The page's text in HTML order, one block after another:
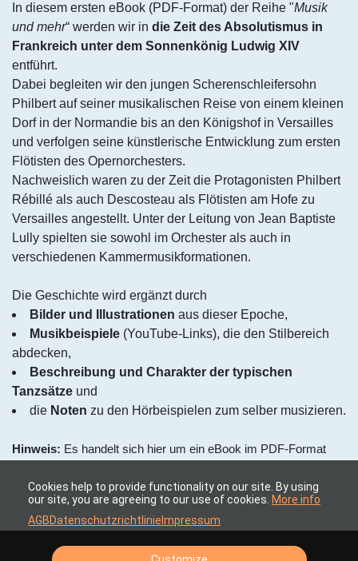
In diesem ersten eBook (PDF-Format) der Reihe "Musik
und mehr“ werden wir in die Zeit des Absolutismus in
Frankreich unter dem Sonnenkönig Ludwig XIV
entführt.
Dabei begleiten wir den jungen Scherenschleifersohn
Philbert auf seiner musikalischen Reise von einem kleinen
Dorf in der Normandie bis an den Königshof in Versailles
und verfolgen seine künstlerische Entwicklung zum ersten
Flötisten des Opernorchesters.
Nachweislich waren zu der Zeit die Protagonisten Philbert
Rébillé als auch Descosteau als Flötisten am Hofe zu
Versailles angestellt. Unter der Leitung von Jean Baptiste
Lully spielten sie sowohl im Orchester als auch in
verschiedenen Kammermusikformationen.
Die Geschichte wird ergänzt durch
Bilder und Illustrationen aus dieser Epoche,
Musikbeispiele (YouTube-Links), die den Stilbereich
abdecken,
Beschreibung und Charakter der typischen
Tanzsätze und
die Noten zu den Hörbeispielen zum selber musizieren.
Hinweis: Es handelt sich hier um ein eBook im PDF-Format
Cookies help to provide functionality on our site. By using
our site, you are agreeing to our use of cookies. More info
AGBDatenschutzrichtlinie Impressum